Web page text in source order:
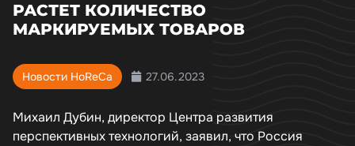
РАСТЕТ КОЛИЧЕСТВО
МАРКИРУЕМЫХ ТОВАРОВ
Новости HoReCa 27.06.2023
Михаил Дубин, директор Центра развития
перспективных технологий, заявил, что Россия